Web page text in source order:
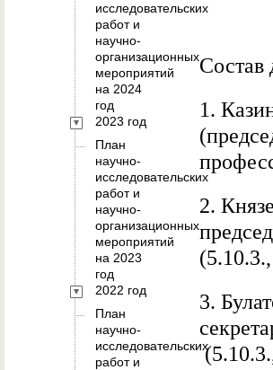
исследовательских
работ и
научно-
организационных
мероприятий
на 2024
год
2023 год
План
научно-
исследовательских
работ и
научно-
организационных
мероприятий
на 2023
год
2022 год
План
научно-
исследовательских
работ и
Состав
1.
2.
3.